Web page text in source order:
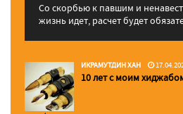
Со скорбью к павшим и
жизнь идет, расчет будет
ИКРАМУТДИН ХАН
10 лет с моим